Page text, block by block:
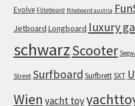
Evolve Fliteboard fliteboard austria
Jetboard Longboard luxury
schwarzScooter
Street Surfboard SurfbrettSXT
Wien yacht toy